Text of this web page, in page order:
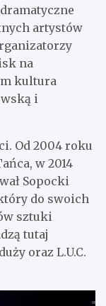
artystów
na
kultura
i
Od 2004 roku
w 2014
Sopocki
do swoich
sztuki
tutaj
oraz L.U.C.